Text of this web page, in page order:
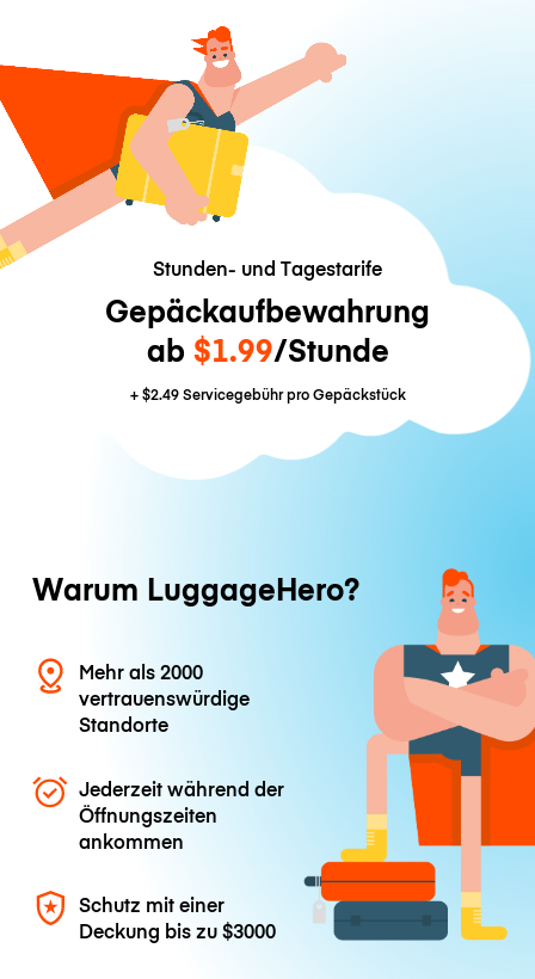
Stunden- und Tagestarife
Gepäckaufbewahrung
ab $1.99/Stunde
+$2.49Servicegebühr pro Gepäckstück
Warum LuggageHero?
Mehr als 2000
vertrauenswürdige
Standorte
Jederzeit während der
Öffnungszeiten
ankommen
Schutz mit einer
Deckung bis zu$3000